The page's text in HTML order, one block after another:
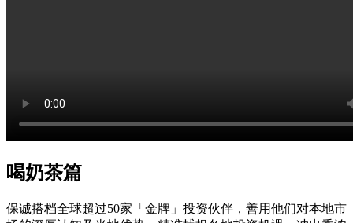
喝奶茶篇
保诚搭档全球超过50家「金牌」投资伙伴，善用他们对本地市